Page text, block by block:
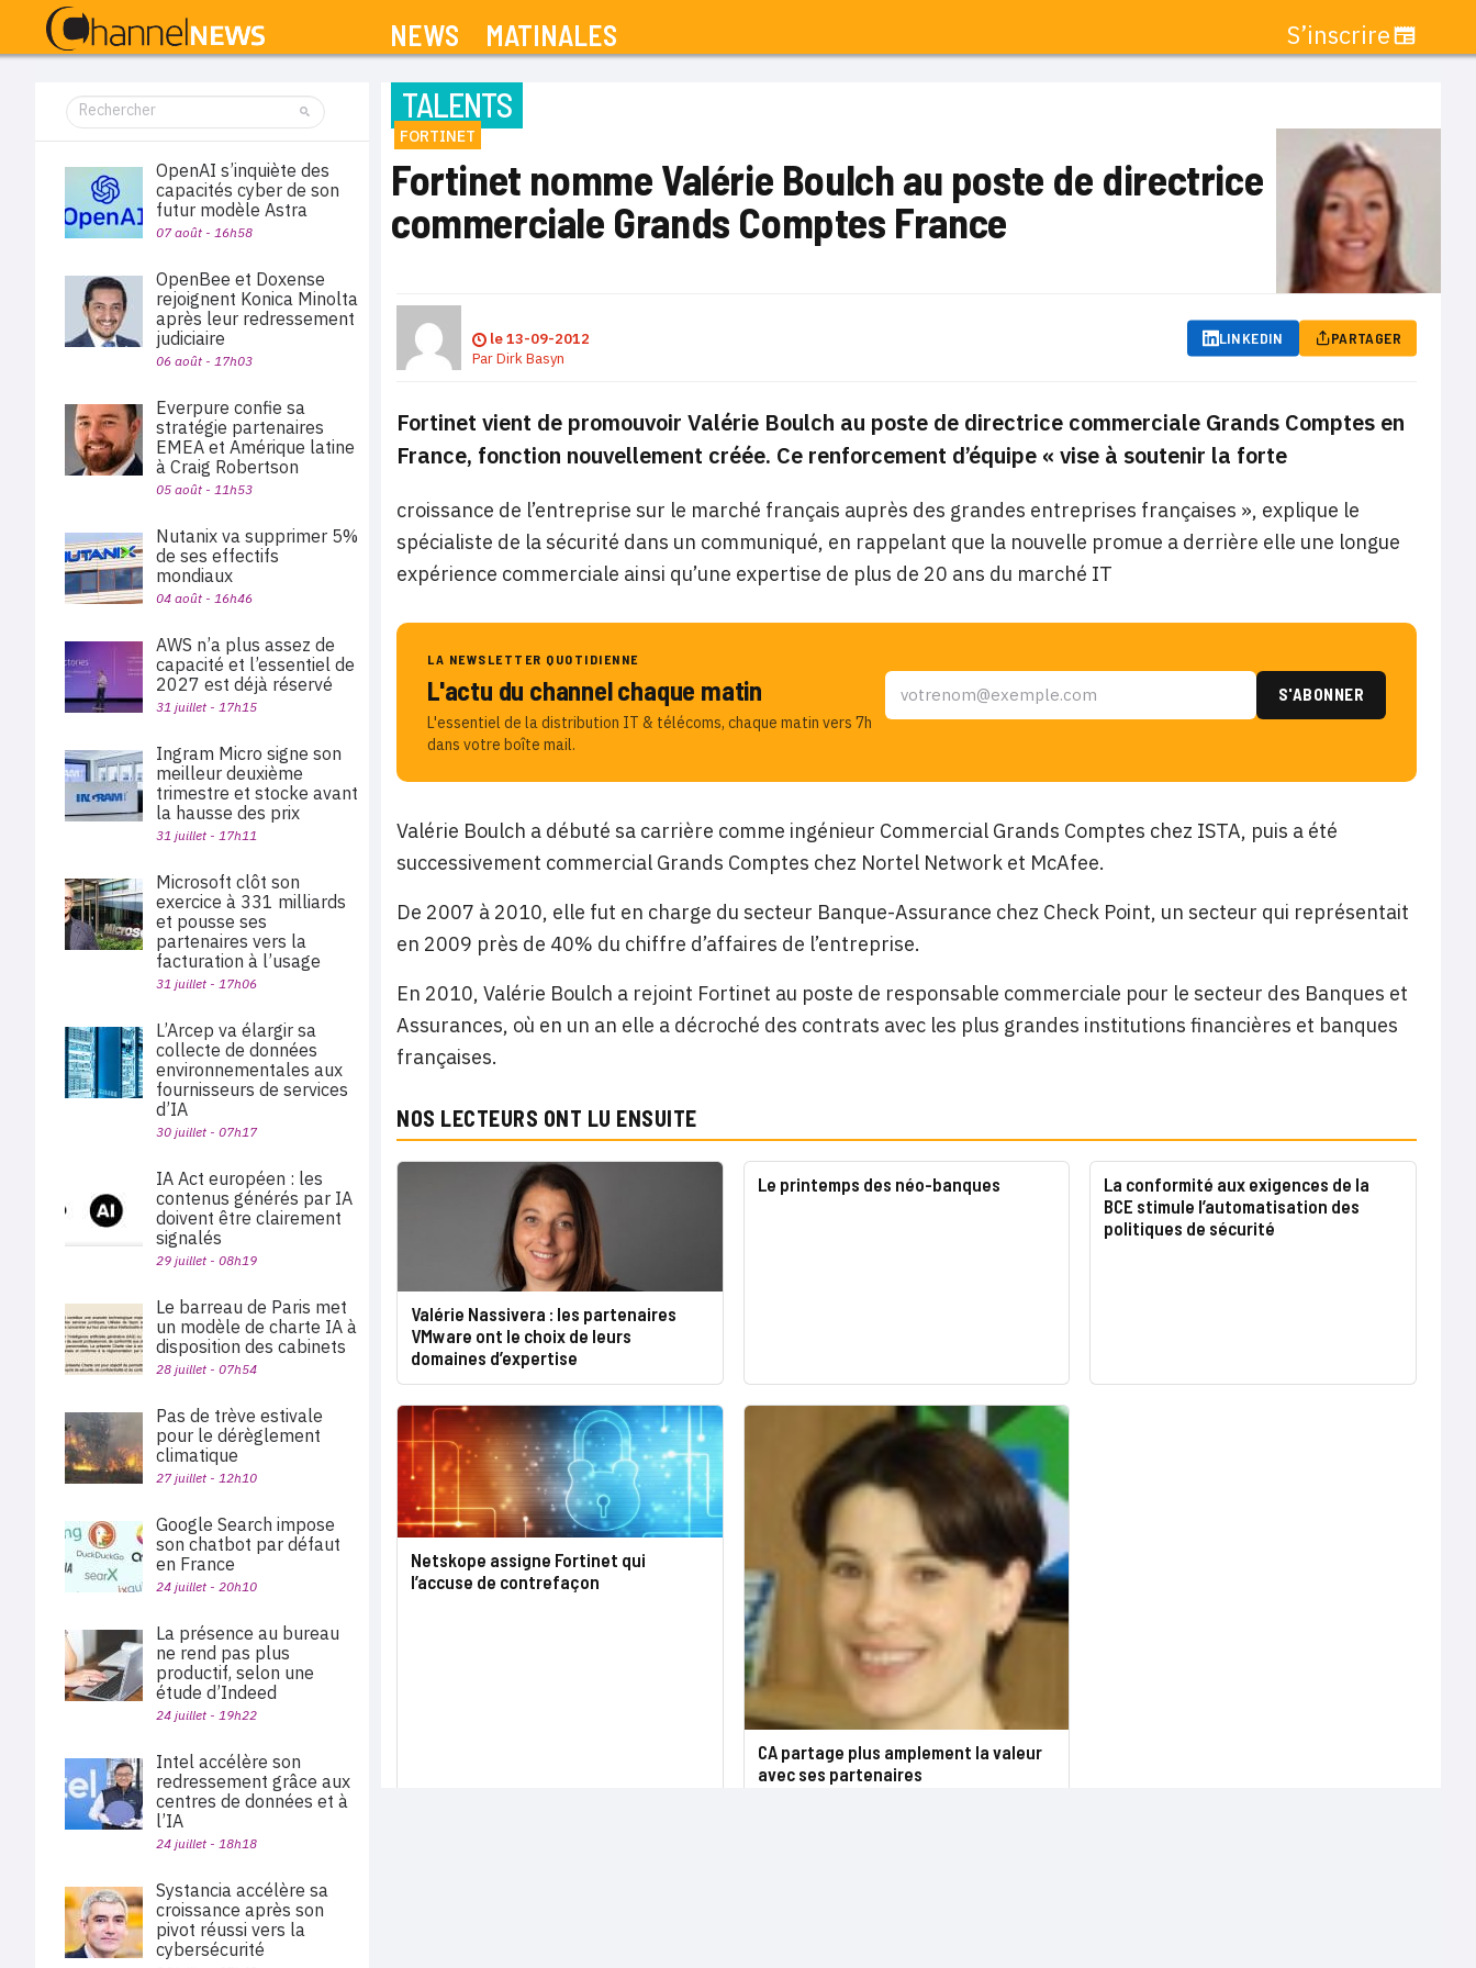
NEWS MATINALES S’inscrire
TALENTS
FORTINET
Fortinet nomme Valérie Boulch au poste de directrice
commerciale Grands Comptes France
le13-09-2012
ParDirk Basyn
LINKEDIN PARTAGER
Fortinet vient de promouvoir Valérie Boulch au poste de directrice commerciale Grands Comptes en
France, fonction nouvellement créée. Ce renforcement d’équipe « vise à soutenir la forte
croissance de l’entreprise sur le marché français auprès des grandes entreprises françaises », explique le
spécialiste de la sécurité dans un communiqué, en rappelant que la nouvelle promue a derrière elle une longue
expérience commerciale ainsi qu’une expertise de plus de 20 ans du marché IT
LA NEWSLETTER QUOTIDIENNE
L'actu du channel chaque matin
L'essentiel de la distribution IT & télécoms, chaque matin vers 7h
dans votre boîte mail.
Valérie Boulch a débuté sa carrière comme ingénieur Commercial Grands Comptes chez ISTA, puis a été
successivement commercial Grands Comptes chez Nortel Network et McAfee.
De 2007 à 2010, elle fut en charge du secteur Banque-Assurance chez Check Point, un secteur qui représentait
en 2009 près de 40% du chiffre d’affaires de l’entreprise.
En 2010, Valérie Boulch a rejoint Fortinet au poste de responsable commerciale pour le secteur des Banques et
Assurances, où en un an elle a décroché des contrats avec les plus grandes institutions financières et banques
françaises.
NOS LECTEURS ONT LU ENSUITE
Valérie Nassivera : les partenaires
VMware ont le choix de leurs
domaines d’expertise
Le printemps des néo-banques
La conformité aux exigences de la
BCE stimule l’automatisation des
politiques de sécurité
Netskope assigne Fortinet qui
l’accuse de contrefaçon
CA partage plus amplement la valeur
avec ses partenaires
OpenAI s’inquiète des
capacités cyber de son
futur modèle Astra
07 août - 16h58
OpenBee et Doxense
rejoignent Konica Minolta
après leur redressement
judiciaire
06 août - 17h03
Everpure confie sa
stratégie partenaires
EMEA et Amérique latine
à Craig Robertson
05 août - 11h53
Nutanix va supprimer 5%
de ses effectifs
mondiaux
04 août - 16h46
AWS n’a plus assez de
capacité et l’essentiel de
2027 est déjà réservé
31 juillet - 17h15
Ingram Micro signe son
meilleur deuxième
trimestre et stocke avant
la hausse des prix
31 juillet - 17h11
Microsoft clôt son
exercice à 331 milliards
et pousse ses
partenaires vers la
facturation à l’usage
31 juillet - 17h06
L’Arcep va élargir sa
collecte de données
environnementales aux
fournisseurs de services
d’IA
30 juillet - 07h17
IA Act européen : les
contenus générés par IA
doivent être clairement
signalés
29 juillet - 08h19
Le barreau de Paris met
un modèle de charte IA à
disposition des cabinets
28 juillet - 07h54
Pas de trève estivale
pour le dérèglement
climatique
27 juillet - 12h10
Google Search impose
son chatbot par défaut
en France
24 juillet - 20h10
La présence au bureau
ne rend pas plus
productif, selon une
étude d’Indeed
24 juillet - 19h22
Intel accélère son
redressement grâce aux
centres de données et à
l’IA
24 juillet - 18h18
Systancia accélère sa
croissance après son
pivot réussi vers la
cybersécurité